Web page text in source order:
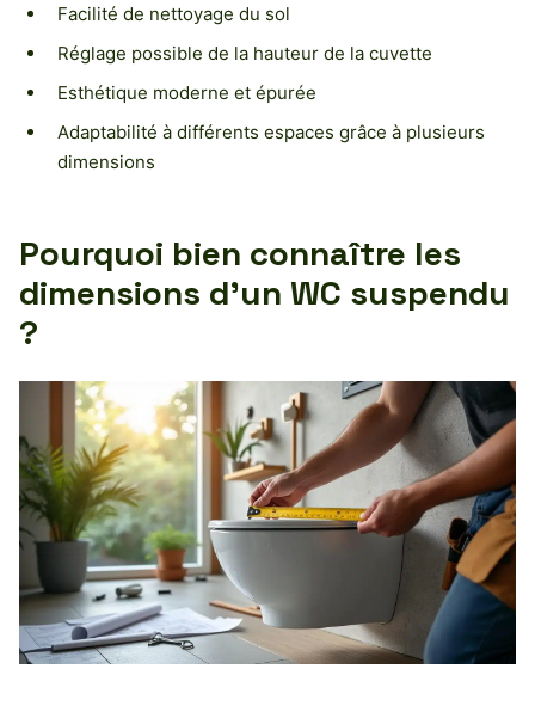
Facilité de nettoyage du sol
Réglage possible de la hauteur de la cuvette
Esthétique moderne et épurée
Adaptabilité à différents espaces grâce à plusieurs
dimensions
Pourquoi bien connaître les
dimensions d’un WC suspendu
?